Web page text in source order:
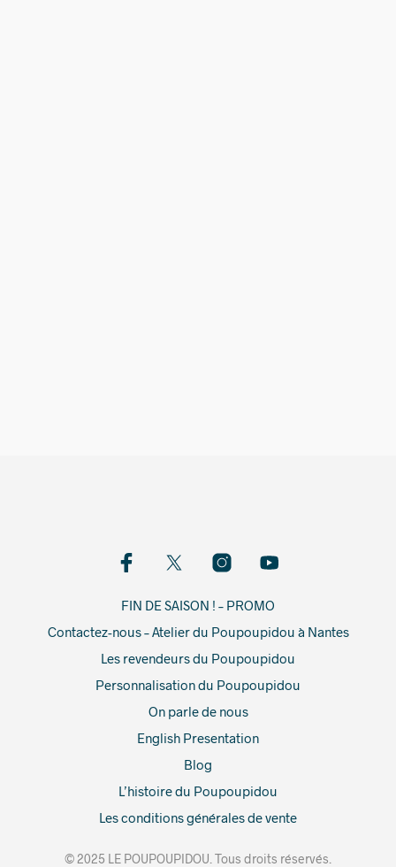
FIN DE SAISON ! – PROMO
Contactez-nous – Atelier du Poupoupidou à Nantes
Les revendeurs du Poupoupidou
Personnalisation du Poupoupidou
On parle de nous
English Presentation
Blog
L’histoire du Poupoupidou
Les conditions générales de vente
© 2025 LE POUPOUPIDOU. Tous droits réservés.